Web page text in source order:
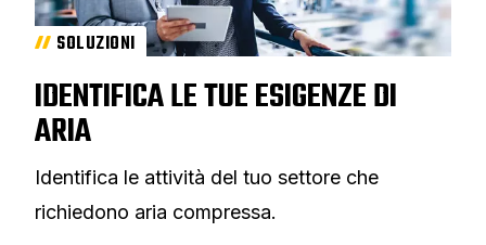
SOLUZIONI
IDENTIFICA LE TUE ESIGENZE DI
ARIA
Identifica le attività del tuo settore che
richiedono aria compressa.